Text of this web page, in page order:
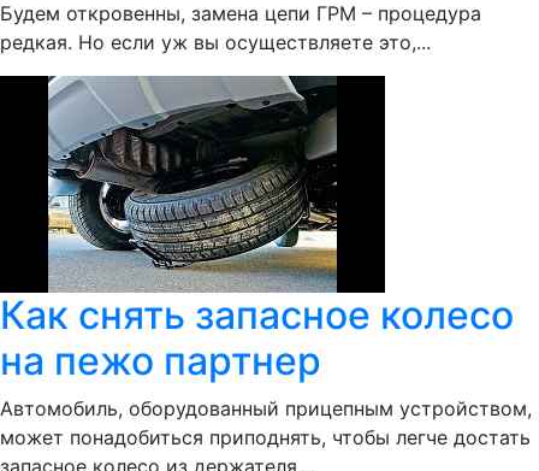
Будем откровенны, замена цепи ГРМ – процедура
редкая. Но если уж вы осуществляете это,...
Как снять запасное колесо
на пежо партнер
Автомобиль, оборудованный прицепным устройством,
может понадобиться приподнять, чтобы легче достать
запасное колесо из держателя....